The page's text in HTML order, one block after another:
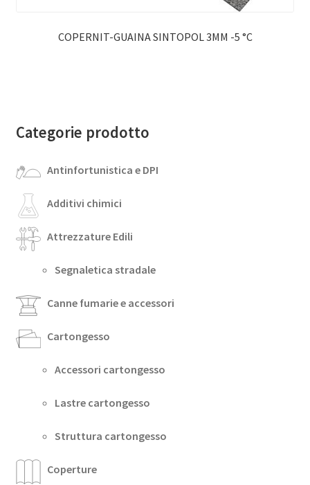
COPERNIT-GUAINA SINTOPOL 3MM -5 °C
Categorie prodotto
Antinfortunistica e DPI
Additivi chimici
Attrezzature Edili
Segnaletica stradale
Canne fumarie e accessori
Cartongesso
Accessori cartongesso
Lastre cartongesso
Struttura cartongesso
Coperture